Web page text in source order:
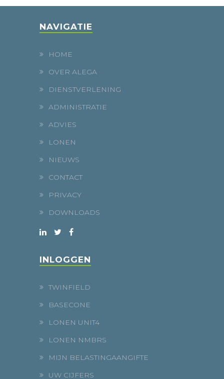
NAVIGATIE
HOME
OVER ALEGA
DIENSTVERLENING
ADMINISTRATIE
ADVIES
LONEN
NIEUWS
CONTACT
PRIVACY
DOWNLOADS
INLOGGEN
TWINFIELD
BASECONE
LONEN UNIT4
LONEN NMBRS
MIJN BELASTINGAANGIFTE
UW CIJFERS